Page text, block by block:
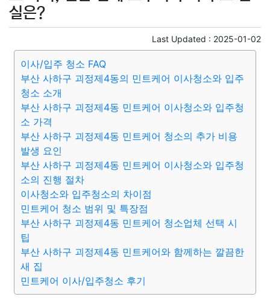
실은?
Last Updated : 2025-01-02
이사/입주 청소 FAQ
부산 사하구 괴정제4동의 민트케어 이사청소와 입주
청소 소개
부산 사하구 괴정제4동 민트케어 이사청소와 입주청
소 가격
부산 사하구 괴정제4동 민트케어 청소의 추가 비용
발생 요인
부산 사하구 괴정제4동 민트케어 이사청소와 입주청
소의 진행 절차
이사청소와 입주청소의 차이점
민트케어 청소 범위 및 특장점
부산 사하구 괴정제4동 민트케어 청소업체 선택 시
팁
부산 사하구 괴정제4동 민트케어와 함께하는 깔끔한
새 집
민트케어 이사/입주청소 후기